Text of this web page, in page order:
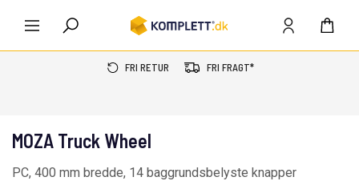
FRI RETUR FRI FRAGT*
MOZA Truck Wheel
PC, 400 mm bredde, 14 baggrundsbelyste knapper